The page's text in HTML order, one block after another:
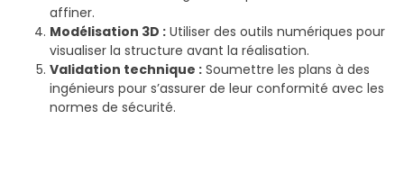
affiner.
Modélisation 3D : Utiliser des outils numériques pour
visualiser la structure avant la réalisation.
Validation technique : Soumettre les plans à des
ingénieurs pour s’assurer de leur conformité avec les
normes de sécurité.